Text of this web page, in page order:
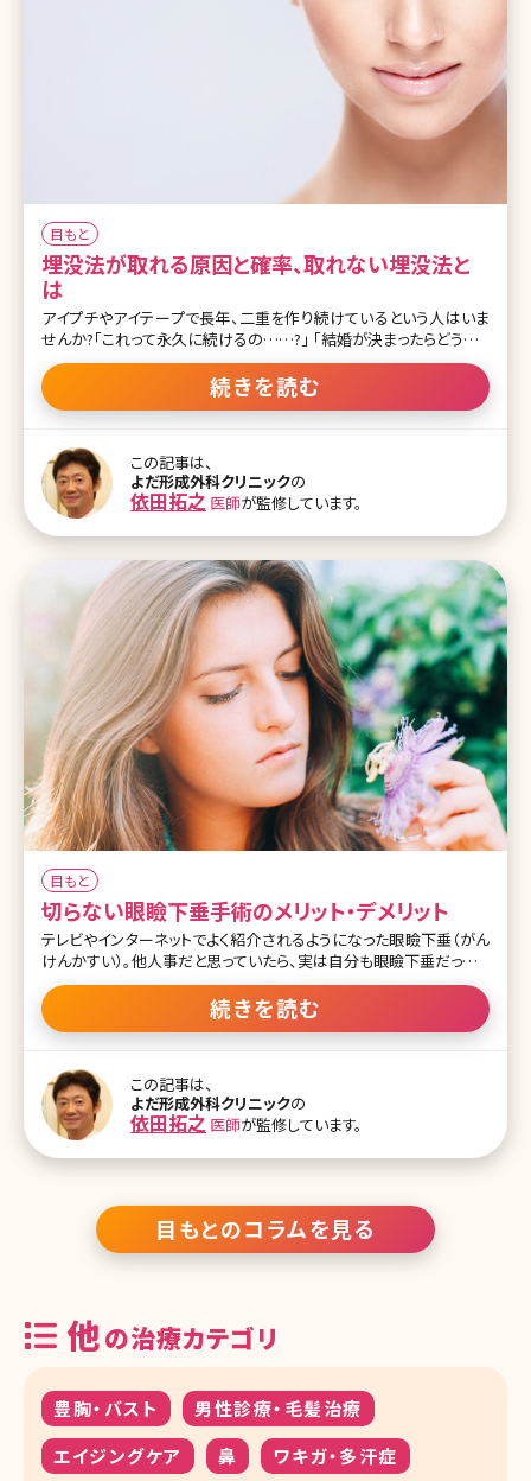
目もと
埋没法が取れる原因と確率、取れない埋没法と
は
アイプチやアイテープで長年、二重を作り続けているという人はいま
せんか?「これって永久に続けるの……?」 「結婚が決まったらどうしよ
う」「アイプチを一生買い続けるなら、埋没法で二重にした方が安い
のでは?」そんな悩みをお持ちの方も多いでしょう。でも、二重埋没法
はよく取れて元に戻ってしまうともいいますよね。ここでは二重埋没
ら、取れにくい埋没法について紹介していきます。 目次 1.二重埋没法
はよく取れるって本当?取れる前兆ってあるの? 1-1.二重埋没法の取
れる確率 1-2.二重埋没法の取れる原因 1-3.二重埋没法の取れる前
兆・取れる瞬間は? 2.取れない二重埋没法とは 2-1.挙筋法か、瞼板法
のどちらが取れづらい? 2-2.糸で留める点数の違い 2-3.埋没法が適
続きを読む
この記事は、
よだ形成外科クリニックの
依田拓之 医師が監修しています。
目もと
切らない眼瞼下垂手術のメリット・デメリット
テレビやインターネットでよく紹介されるようになった眼瞼下垂（がん
けんかすい）。他人事だと思っていたら、実は自分も眼瞼下垂だったと
いう人が今、増えています。 手術をすることでさまざまな症状が改善
すると言われているだけではなく、眼瞼下垂の手術をすることで二重
になるので、病気の治療として堂々と二重まぶたにできる!というメリ
のでは?でも、二重まぶたの手術と同様、眼瞼下垂の手術には切らな
い方法があります。ここでは、切らない眼瞼下垂の手術について、メリ
ットやデメリットを詳しく紹介していきます。 目次 1.切らない眼瞼下垂
手術のメリット、デメリットとは？ 1-1.切らない眼瞼下垂の手術とは？
1-2.切らない眼瞼下垂手術、保険は効く？ 2.切らない眼瞼下垂手術
続きを読む
この記事は、
よだ形成外科クリニックの
依田拓之 医師が監修しています。
目もとのコラムを見る
他の治療カテゴリ
豊胸・バスト
男性診療・毛髪治療
エイジングケア
鼻
ワキガ・多汗症